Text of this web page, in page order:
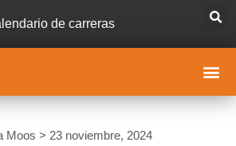
de carreras
Moos > 23 noviembre, 2024